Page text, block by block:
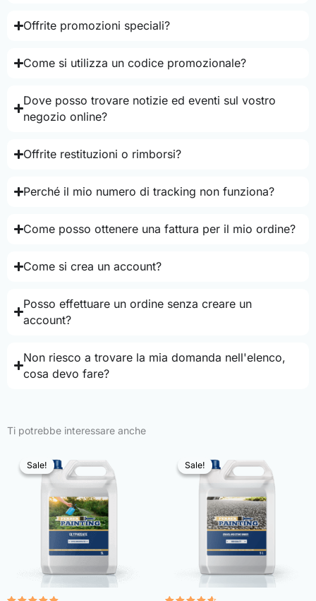
Offrite promozioni speciali?
Come si utilizza un codice promozionale?
Dove posso trovare notizie ed eventi sul vostro
negozio online?
Offrite restituzioni o rimborsi?
Perché il mio numero di tracking non funziona?
Come posso ottenere una fattura per il mio ordine?
Come si crea un account?
Posso effettuare un ordine senza creare un
account?
Non riesco a trovare la mia domanda nell'elenco,
cosa devo fare?
Ti potrebbe interessare anche
Sale!
Sale! Sale!
Sale!